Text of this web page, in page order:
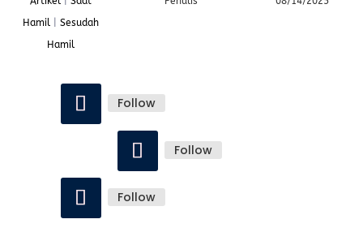
Hamil| Sesudah
Hamil
Follow
Follow
Follow